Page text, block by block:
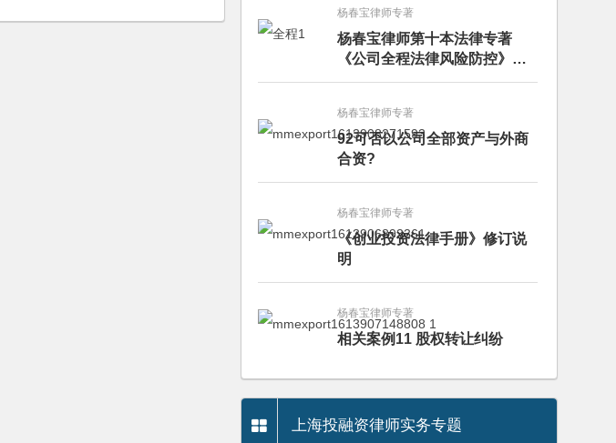
杨春宝律师专著
杨春宝律师第十本法律专著
《公司全程法律风险防控》出
版
杨春宝律师专著
92可否以公司全部资产与外商
合资?
杨春宝律师专著
《创业投资法律手册》修订说
明
杨春宝律师专著
相关案例11 股权转让纠纷
上海投融资律师实务专题